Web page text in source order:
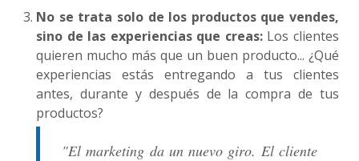
No se trata solo de los productos que vendes,
sino de las experiencias que creas:Los clientes
quieren mucho más que un buen producto... ¿Qué
experiencias estás entregando a tus clientes
antes, durante y después de la compra de tus
productos?
"El marketing da un nuevo giro. El cliente